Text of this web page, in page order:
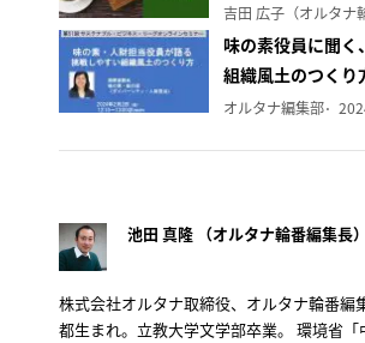
味の素役員に聞く
組織風土のつくり
オルタナ編集部
池田 真隆 （オルタナ輪番編集長）
株式会社オルタナ取締役、オルタナ輪番編
都生まれ。立教大学文学部卒業。 環境省「